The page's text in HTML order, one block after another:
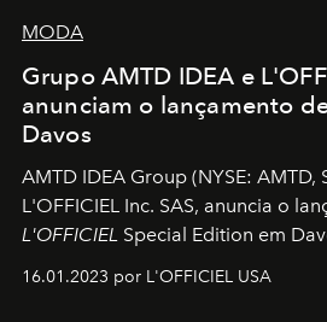
MODA
Grupo AMTD IDEA e
anunciam o lançamento
Davos
AMTD IDEA Group (NYSE: AMTD,
L'OFFICIEL Inc. SAS, anuncia o
L'OFFICIEL Special Edition em
16.01.2023 por L'OFFICIEL USA